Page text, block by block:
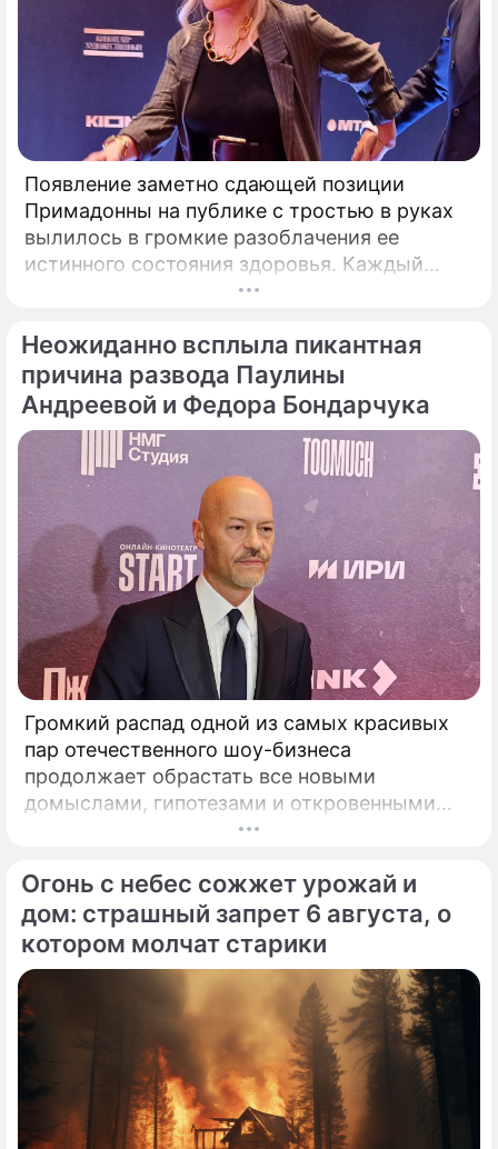
Появление заметно сдающей позиции
Примадонны на публике с тростью в руках
вылилось в громкие разоблачения ее
истинного состояния здоровья. Каждый
выход некогда главной певицы страны в
под микроскопом.
Неожиданно всплыла пикантная
причина развода Паулины
Андреевой и Федора Бондарчука
Громкий распад одной из самых красивых
пар отечественного шоу-бизнеса
продолжает обрастать все новыми
домыслами, гипотезами и откровенными
сплетнями. Когда Федор Бондарчук и его
официально расторгли брак,
общественность удовлетворилась вполне
нейтральным объяснением.
Огонь с небес сожжет урожай и
дом: страшный запрет 6 августа, о
котором молчат старики